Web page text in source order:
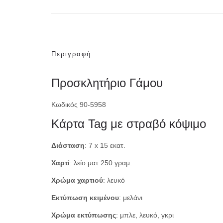
Περιγραφή
Προσκλητήριο Γάμου
Κωδικός 90-5958
Κάρτα Tag με στραβό κόψιμο
Διάσταση: 7 x 15 εκατ.
Χαρτί: λείο ματ 250 γραμ.
Χρώμα χαρτιού: λευκό
Εκτύπωση κειμένου: μελάνι
Χρώμα εκτύπωσης: μπλε, λευκό, γκρι